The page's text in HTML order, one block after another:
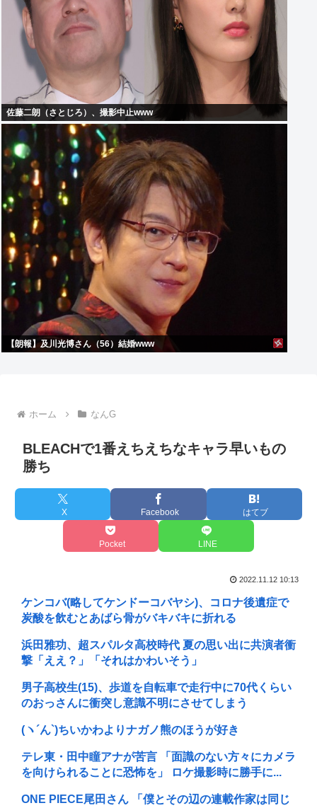
佐藤二朗（さとじろ）、撮影中止www
【朗報】及川光博さん（56）結婚www
ホーム なんG
BLEACHで1番えちえちなキャラ早いもの
勝ち
X Facebook はてブ
Pocket LINE
2022.11.12 10:13
ケンコバ(略してケンドーコバヤシ)、コロナ後遺症で
炭酸を飲むとあばら骨がバキバキに折れる
浜田雅功、超スパルタ高校時代 夏の思い出に共演者衝
撃「ええ？」「それはかわいそう」
男子高校生(15)、歩道を自転車で走行中に70代くらい
のおっさんに衝突し意識不明にさせてしまう
(ヽ´ん`) ちいかわよりナガノ熊のほうが好き
テレ東・田中瞳アナが苦言 「面識のない方々にカメラ
を向けられることに恐怖を」 ロケ撮影時に勝手に...
ONE PIECE尾田さん 「僕とその辺の連載作家は同じ